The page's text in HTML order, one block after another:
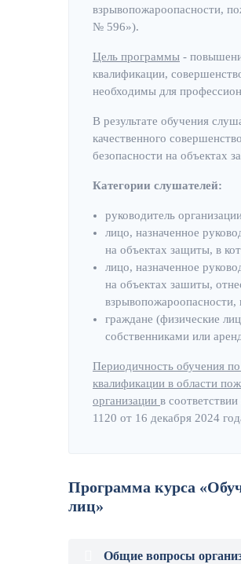
взрывопожароопасности,
№ 596»).
Цель программы -
квалификации,
необходимы для
В результате обучения
качественного
безопасности на объектах
Категории слушателей:
руководитель
лицо, назначенное
на объектах защиты, в
лицо, назначенное
на объектах зашиты,
взрывопожароопасности,
граждане (физические
собственниками или
Периодичность обучения
квалификации в области
организации в
1120 от 16 декабря 2024
Программа курса
лиц»
Общие вопросы